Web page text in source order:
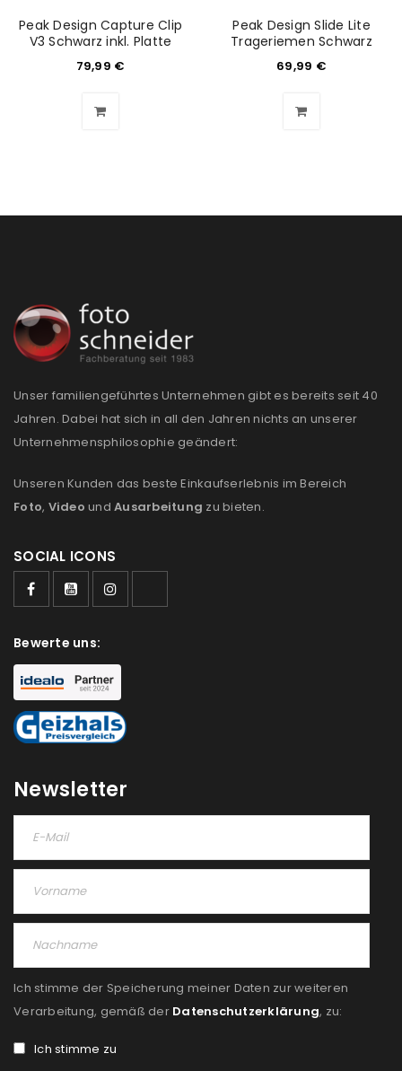
Peak Design Capture Clip
V3 Schwarz inkl. Platte
79,99 €
Peak Design Slide Lite
Trageriemen Schwarz
69,99 €
Unser familiengeführtes Unternehmen gibt es bereits seit 40
Jahren. Dabei hat sich in all den Jahren nichts an unserer
Unternehmensphilosophie geändert:
Unseren Kunden das beste Einkaufserlebnis im Bereich
Foto, Video und Ausarbeitung zu bieten.
SOCIAL ICONS
Bewerte uns:
Newsletter
Ich stimme der Speicherung meiner Daten zur weiteren
Verarbeitung, gemäß der Datenschutzerklärung, zu:
Ich stimme zu